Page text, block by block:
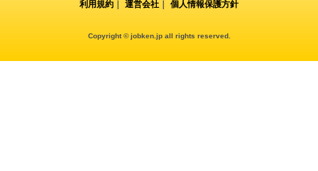
利用規約 運営会社 個人情報保護方針
Copyright © jobken.jp all rights reserved.